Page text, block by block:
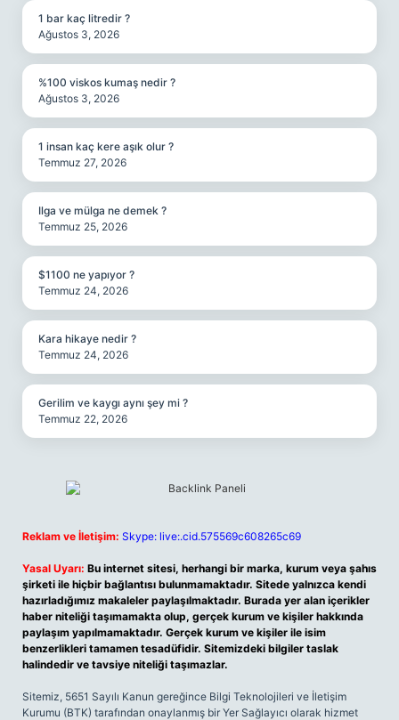
1 bar kaç litredir ?
Ağustos 3, 2026
%100 viskos kumaş nedir ?
Ağustos 3, 2026
1 insan kaç kere aşık olur ?
Temmuz 27, 2026
Ilga ve mülga ne demek ?
Temmuz 25, 2026
$1100 ne yapıyor ?
Temmuz 24, 2026
Kara hikaye nedir ?
Temmuz 24, 2026
Gerilim ve kaygı aynı şey mi ?
Temmuz 22, 2026
Reklam ve İletişim: Skype: live:.cid.575569c608265c69
Yasal Uyarı: Bu internet sitesi, herhangi bir marka, kurum veya şahıs
şirketi ile hiçbir bağlantısı bulunmamaktadır. Sitede yalnızca kendi
hazırladığımız makaleler paylaşılmaktadır. Burada yer alan içerikler
haber niteliği taşımamakta olup, gerçek kurum ve kişiler hakkında
paylaşım yapılmamaktadır. Gerçek kurum ve kişiler ile isim
benzerlikleri tamamen tesadüfidir. Sitemizdeki bilgiler taslak
halindedir ve tavsiye niteliği taşımazlar.
Sitemiz, 5651 Sayılı Kanun gereğince Bilgi Teknolojileri ve İletişim
Kurumu (BTK) tarafından onaylanmış bir Yer Sağlayıcı olarak hizmet